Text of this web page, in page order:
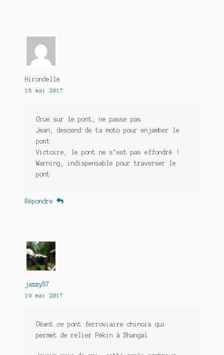
Hirondelle
18 mai 2017
Grue sur le pont, ne passe pas
Jean, descend de ta moto pour enjamber le
pont
Victoire, le pont ne s’est pas effondré !
Warning, indispensable pour traverser le
pont
Répondre
jazzy57
19 mai 2017
Géant ce pont ferroviaire chinois qui
permet de relier Pékin à Shangaï